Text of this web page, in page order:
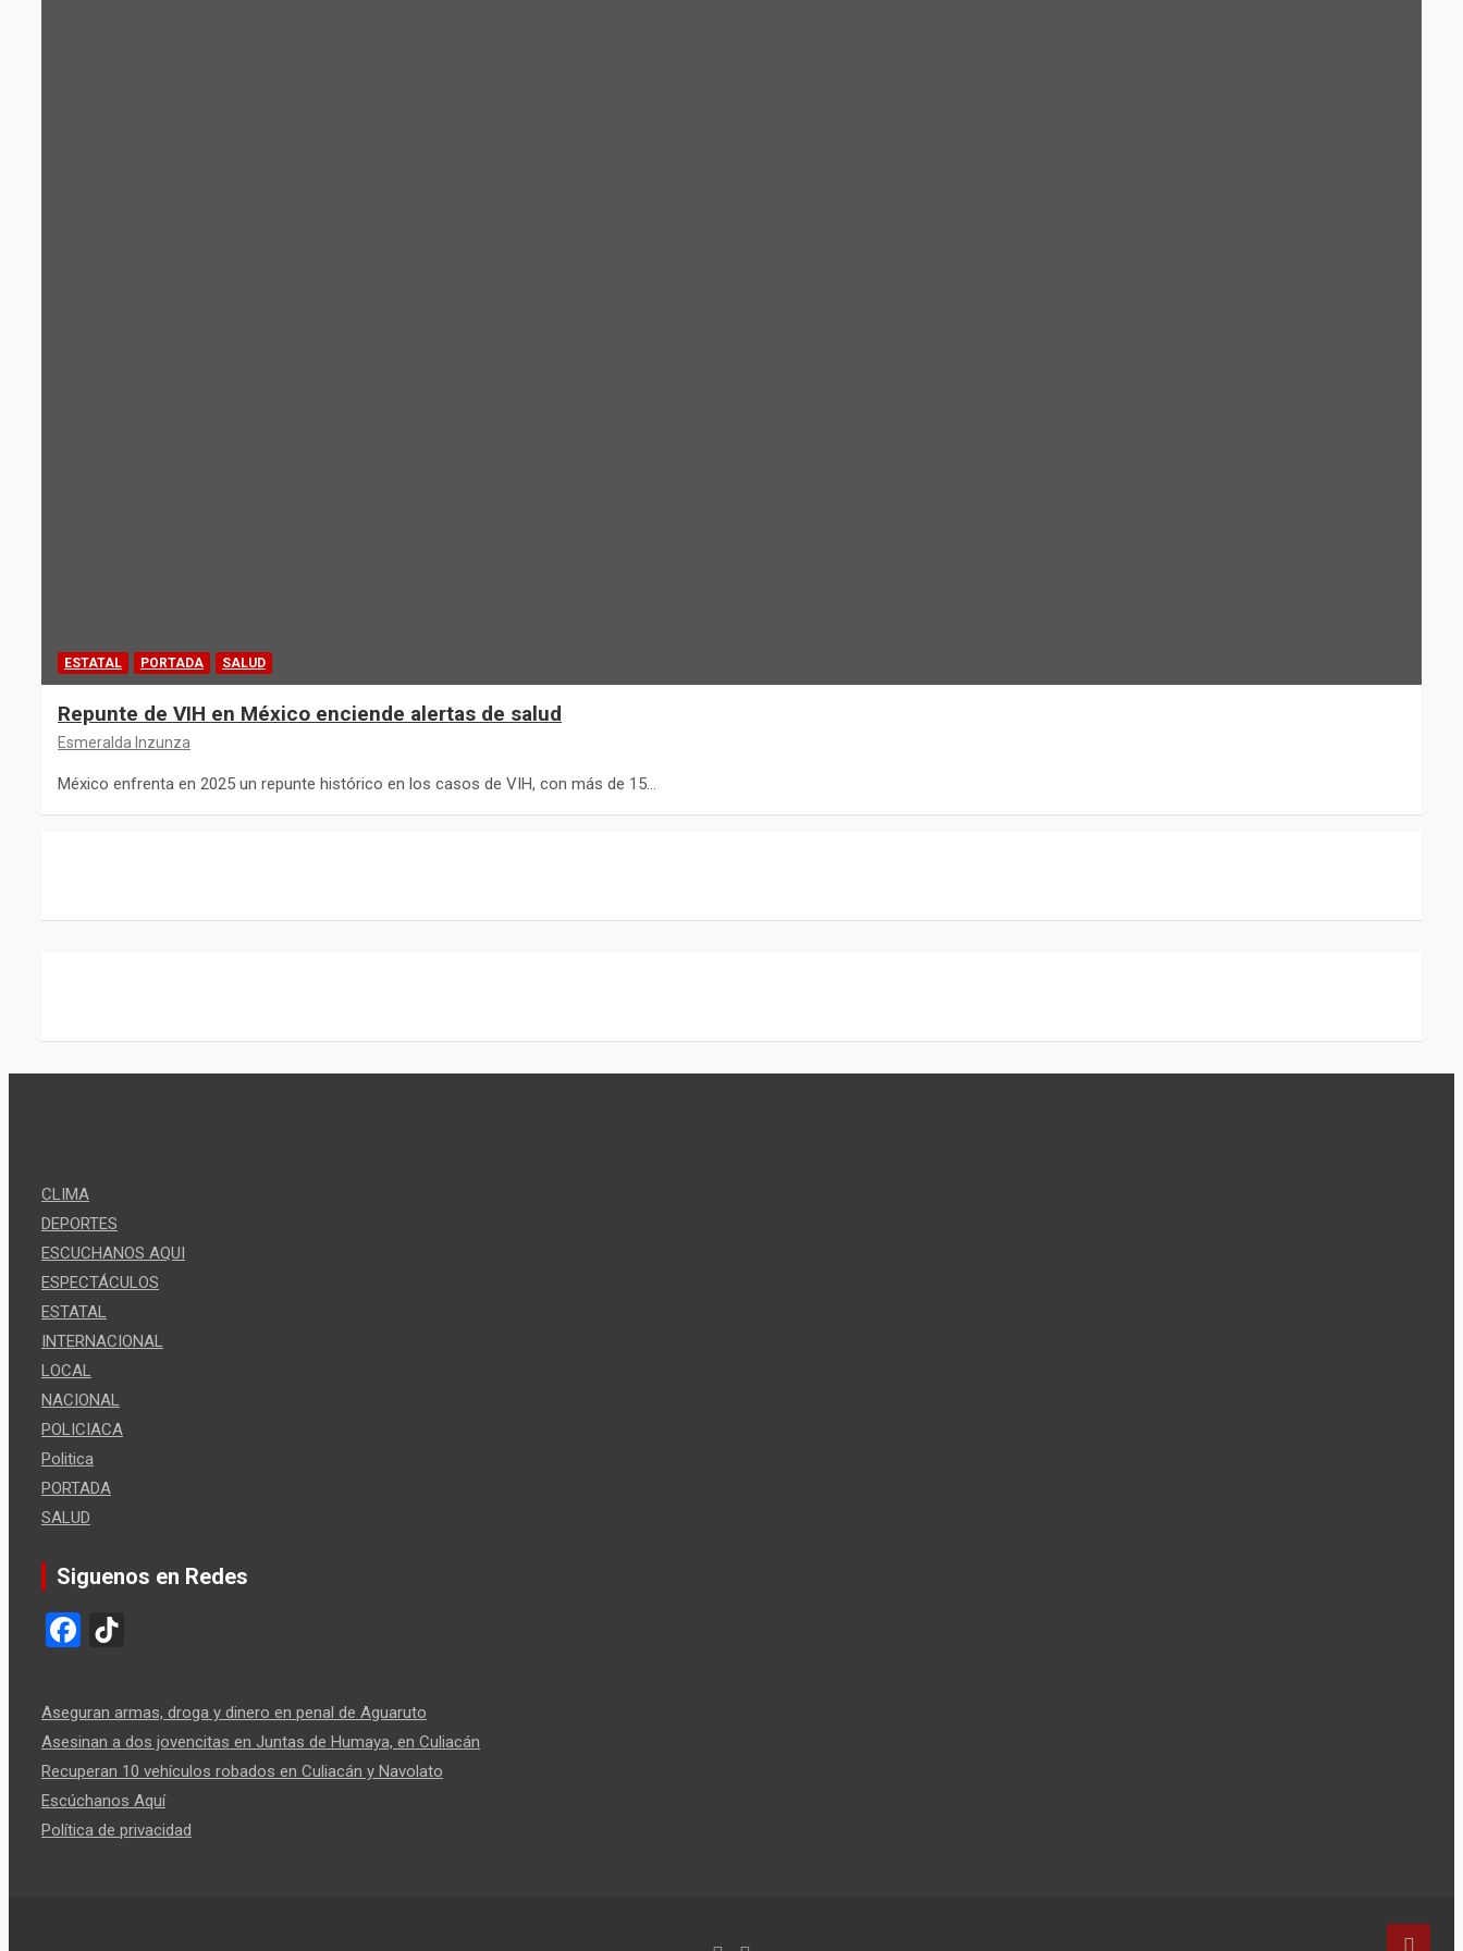
ESTATAL PORTADA SALUD
Repunte de VIH en México enciende alertas de salud
Esmeralda Inzunza
México enfrenta en 2025 un repunte histórico en los casos de VIH, con más de 15…
CLIMA
DEPORTES
ESCUCHANOS AQUI
ESPECTÁCULOS
ESTATAL
INTERNACIONAL
LOCAL
NACIONAL
POLICIACA
Politica
PORTADA
SALUD
Siguenos en Redes
F
ce
b
o
o
k
T
o
k
Aseguran armas, droga y dinero en penal de Aguaruto
Asesinan a dos jovencitas en Juntas de Humaya, en Culiacán
Recuperan 10 vehículos robados en Culiacán y Navolato
Escúchanos Aquí
Política de privacidad